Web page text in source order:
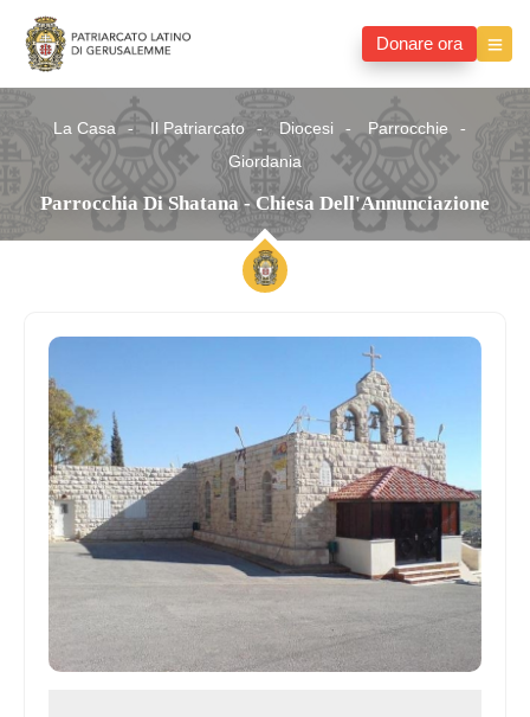
Donare ora
La Casa Il Patriarcato Diocesi
Parrocchie
Giordania
Parrocchia Di Shatana - Chiesa Dell'Annunciazione